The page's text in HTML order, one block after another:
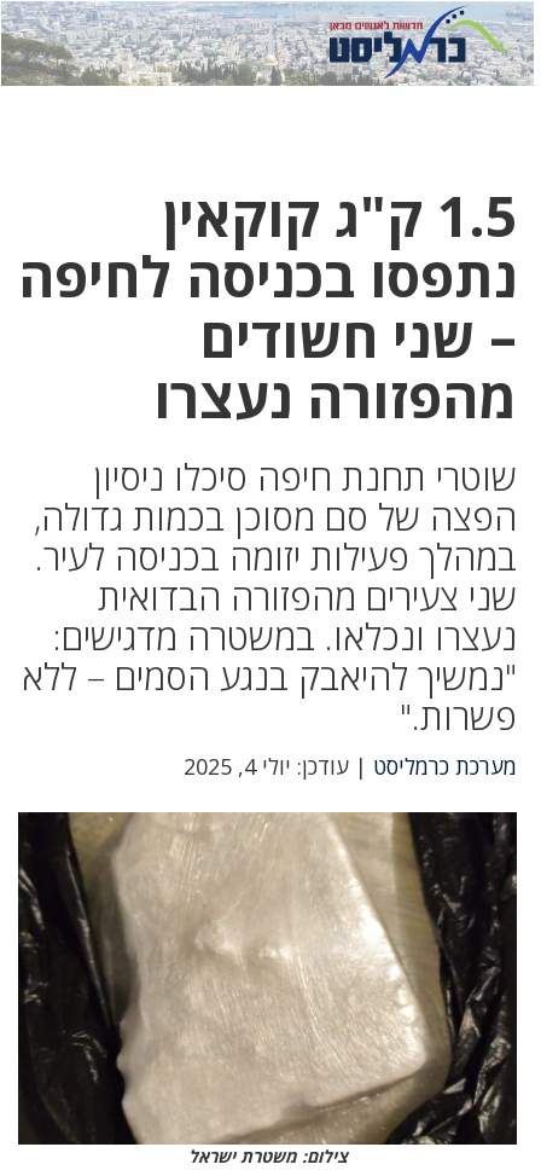
לחץ
כאן
לחץ
כדי
1.5 ק"ג קוקאין
נתפסו בכניסה לחיפה
– שני חשודים
מהפזורה נעצרו
שוטרי תחנת חיפה סיכלו ניסיון
הפצה של סם מסוכן בכמות גדולה,
במהלך פעילות יזומה בכניסה לעיר.
שני צעירים מהפזורה הבדואית
נעצרו ונכלאו. במשטרה מדגישים:
"נמשיך להיאבק בנגע הסמים – ללא
פשרות."
מערכת כרמליסט | עודכן: יולי 4, 2025
צילום: משטרת ישראל